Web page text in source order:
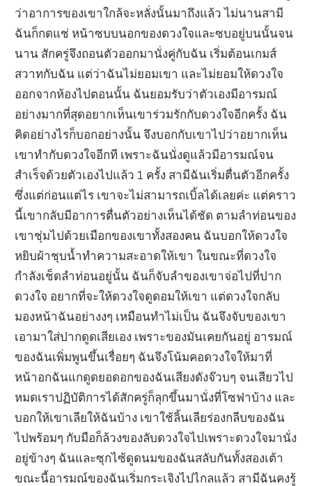
ว่าอาการของเขาใกล้จะหลั่งนั้นมาถึงแล้ว ไม่นานสามี
ฉันก็กดแช่ หน้าซบบนอกของดวงใจและซบอยู่บนนั้นจน
นาน สักครู่จึงถอนตัวออกมานั่งคู่กับฉัน เริ่มต้อนเกมส์
สวาทกับฉัน แต่ว่าฉันไม่ยอมเขา และไม่ยอมให้ดวงใจ
ออกจากห้องไปตอนนั้น ฉันยอมรับว่าตัวเองมีอารมณ์
อย่างมากที่สุดอยากเห็นเขาร่วมรักกับดวงใจอีกครั้ง ฉัน
คิดอย่างไรก็บอกอย่างนั้น จึงบอกกับเขาไปว่าอยากเห็น
เขาทำกับดวงใจอีกที เพราะฉันนั่งดูแล้วมีอารมณ์จน
สำเร็จด้วยตัวเองไปแล้ว 1 ครั้ง สามีฉันเริ่มตื่นตัวอีกครั้ง
ซึ่งแต่ก่อนแต่ไร เขาจะไม่สามารถเบิ้ลได้เลยค่ะ แต่คราว
นี้เขากลับมีอาการตื่นตัวอย่างเห็นได้ชัด ตามลำท่อนของ
เขาชุ่มไปด้วยเมือกของเขาทั้งสองคน ฉันบอกให้ดวงใจ
หยิบผ้าชุบน้ำทำความสะอาดให้เขา ในขณะที่ดวงใจ
กำลังเช็ดลำท่อนอยู่นั้น ฉันก็จับลำของเขาจ่อไปที่ปาก
ดวงใจ อยากที่จะให้ดวงใจดูดอมให้เขา แต่ดวงใจกลับ
มองหน้าฉันอย่างงๆ เหมือนทำไม่เป็น ฉันจึงจับของเขา
เอามาใส่ปากดูดเสียเอง เพราะของมันเคยกันอยู่ อารมณ์
ของฉันเพิ่มพูนขึ้นเรื่อยๆ ฉันจึงโน้มคอดวงใจให้มาที่
หน้าอกฉันแกดูดยอดอกของฉันเสียงดังจ๊วบๆ จนเสียวไป
หมดเราปฏิบัติการได้สักครู่ก็ลุกขึ้นมานั่งที่โซฟาบ้าง และ
บอกให้เขาเลียให้ฉันบ้าง เขาใช้ลิ้นเลียร่องกลีบของฉัน
ไปพร้อมๆ กับมือก็ล้วงของลับดวงใจไปเพราะดวงใจมานั่ง
อยู่ข้างๆ ฉันและซุกไซ้ดูดนมของฉันสลับกันทั้งสองเต้า
ขณะนี้อารมณ์ของฉันเริ่มกระเจิงไปไกลแล้ว สามีฉันคงรู้